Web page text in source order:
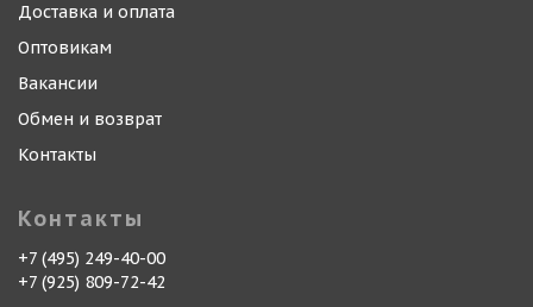
Доставка и оплата
Оптовикам
Вакансии
Обмен и возврат
Контакты
Контакты
+7 (495) 249-40-00
+7 (925) 809-72-42